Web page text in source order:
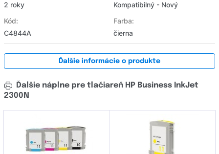
2 roky
Kompatibilný - Nový
Kód:
C4844A
Farba:
čierna
Ďalšie informácie o produkte
Ďalšie náplne pre tlačiareň HP Business InkJet
2300N